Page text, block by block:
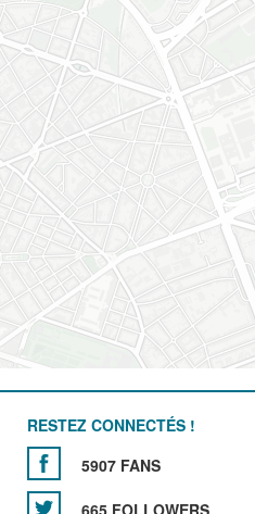
RESTEZ CONNECTÉS !
5907 FANS
665 FOLLOWERS